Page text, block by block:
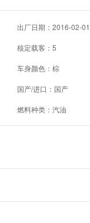
出厂日期：2016-02-01
核定载客：5
车身颜色：棕
国产/进口：国产
燃料种类：汽油